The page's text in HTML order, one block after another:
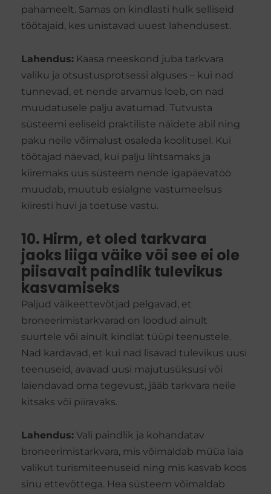
pahameelt. Samas on kindlasti hulk selliseid
töötajaid, kes unistavad uuest lahendusest.
Lahendus: Kaasa meeskond juba tarkvara
valiku ja otsustusprotsessi alguses – kui nad
tunnevad, et nende arvamus loeb, on nad
muudatusele palju avatumad. Tutvusta
süsteemi eeliseid praktiliste näidete abil ning
paku neile võimalust osaleda koolitusel. Kui
töötajad näevad, kui palju lihtsamaks ja
kiiremaks uus süsteem nende igapäevatöö
muudab, muutub esialgne vastumeelsus
kiiresti huvi ja toetuse vastu.
10. Hirm, et oled tarkvara
jaoks liiga väike või see ei ole
piisavalt paindlik tulevikus
kasvamiseks
Paljud väikeettevõtjad pelgavad, et
broneerimistarkvarad on loodud ainult
suurtele või ainult kindlat tüüpi teenustele.
Nad kardavad, et kui nad lisavad tulevikus uusi
teenuseid, avavad uusi majutusüksusi või
laiendavad oma tegevust, jääb tarkvara neile
kitsaks või piiravaks.
Lahendus: Vali paindlik ja kohandatav
broneerimistarkvara, mis võimaldab müüa laia
valikut turismiteenuseid ning mis kasvab koos
sinu ettevõttega. Hea süsteem võimaldab